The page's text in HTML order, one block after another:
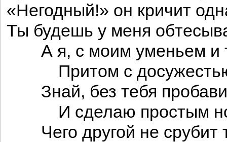
«Негодный!» он кричит
Ты будешь у меня
А я, с моим уменьем и
Притом с
Знай, без тебя
И сделаю простым
Чего другой не срубит